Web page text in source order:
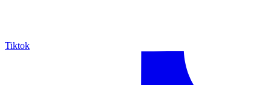
Tiktok